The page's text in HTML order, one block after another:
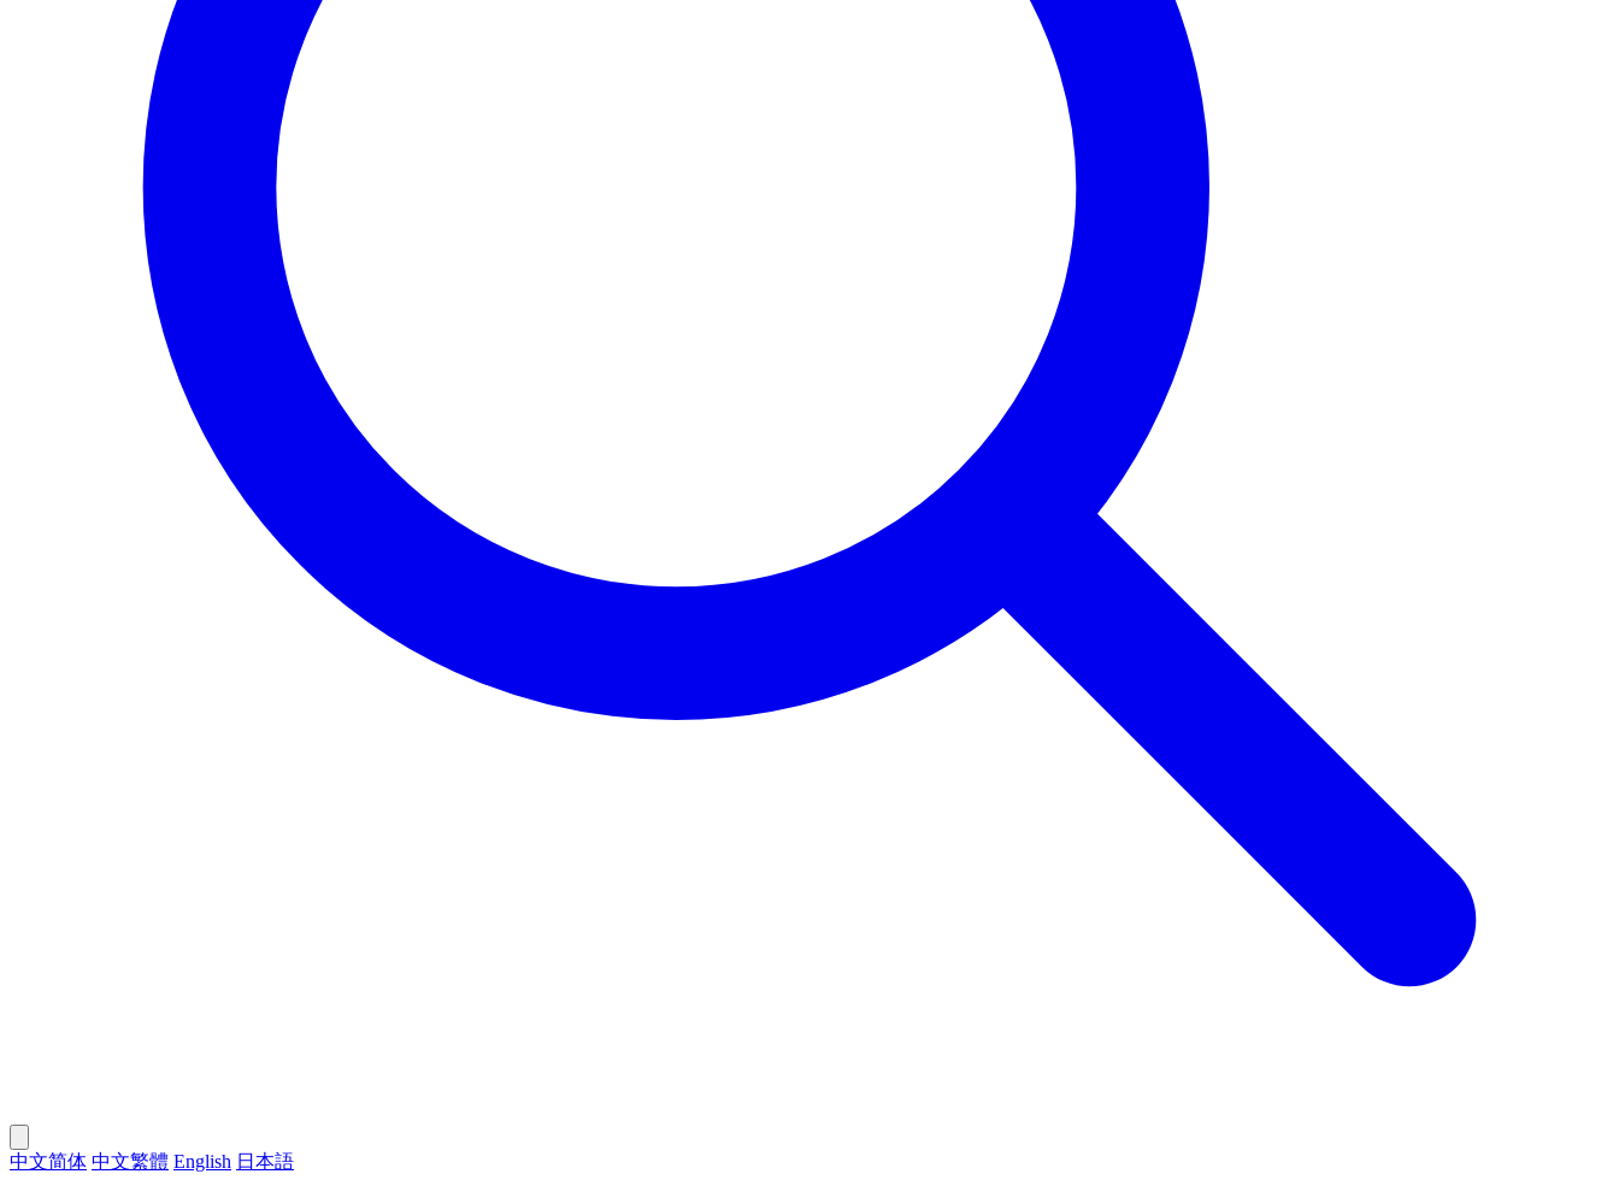
中文简体 中文繁體 English 日本語